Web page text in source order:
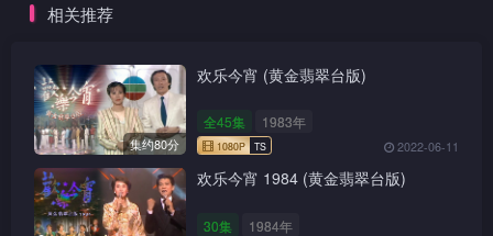
相关推荐
集约80分
欢乐今宵 (黄金翡翠台版)
全45集 1983年
2022-06-11
欢乐今宵 1984 (黄金翡翠台版)
30集 1984年